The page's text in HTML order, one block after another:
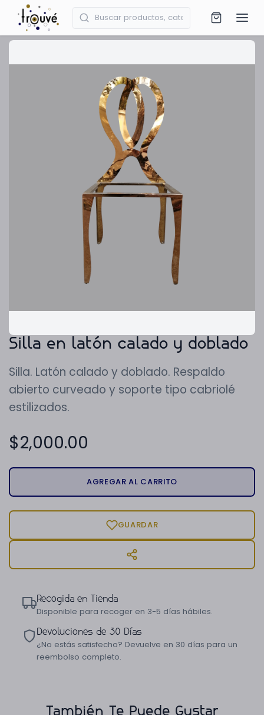
Silla en latón calado y doblado
Silla. Latón calado y doblado. Respaldo
abierto curveado y soporte tipo cabriolé
estilizados.
$2,000.00
AGREGAR AL CARRITO
GUARDAR
Recogida en Tienda
Disponible para recoger en 3-5 días hábiles.
Devoluciones de 30 Días
¿No estás satisfecho? Devuelve en 30 días para un
reembolso completo.
También Te Puede Gustar